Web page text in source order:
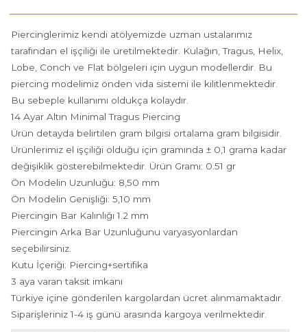
Piercinglerimiz kendi atölyemizde uzman ustalarımız
tarafından el işçiliği ile üretilmektedir. Kulağın, Tragus, Helix,
Lobe, Conch ve Flat bölgeleri için uygun modellerdir. Bu
piercing modelimiz önden vida sistemi ile kilitlenmektedir.
Bu sebeple kullanımı oldukça kolaydır.
14 Ayar Altın Minimal Tragus Piercing
Ürün detayda belirtilen gram bilgisi ortalama gram bilgisidir.
Ürünlerimiz el işçiliği olduğu için gramında ± 0,1 grama kadar
değişiklik gösterebilmektedir. Ürün Gramı: 0.51 gr
Ön Modelin Uzunluğu: 8,50 mm
Ön Modelin Genişliği: 5,10 mm
Piercingin Bar Kalınlığı 1.2 mm
Piercingin Arka Bar Uzunluğunu varyasyonlardan
seçebilirsiniz.
Kutu İçeriği: Piercing+sertifika
3 aya varan taksit imkanı
Türkiye içine gönderilen kargolardan ücret alınmamaktadır.
Siparişleriniz 1-4 iş günü arasında kargoya verilmektedir.